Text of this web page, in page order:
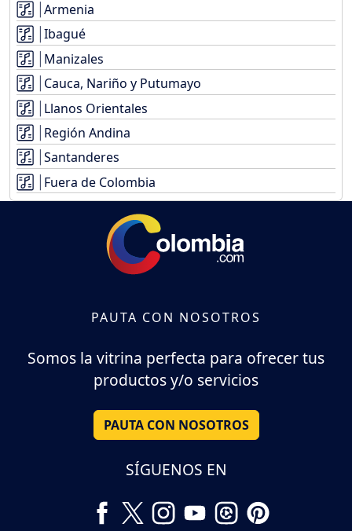
Armenia
Ibagué
Manizales
Cauca, Nariño y Putumayo
Llanos Orientales
Región Andina
Santanderes
Fuera de Colombia
PAUTA CON NOSOTROS
Somos la vitrina perfecta para ofrecer tus
productos y/o servicios
PAUTA CON NOSOTROS
SÍGUENOS EN